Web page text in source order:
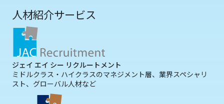
人材紹介サービス
ジェイ エイ シー リクルートメント
ミドルクラス・ハイクラスのマネジメント層、業界スペシャリ
スト、グローバル人材など